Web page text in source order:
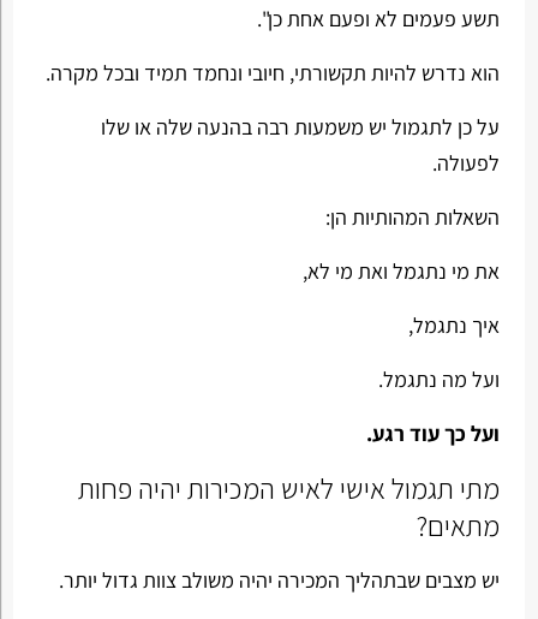
תשע פעמים לא ופעם אחת כן".
הוא נדרש להיות תקשורתי, חיובי ונחמד תמיד ובכל מקרה.
על כן לתגמול יש משמעות רבה בהנעה שלה או שלו
לפעולה.
השאלות המהותיות הן:
את מי נתגמל ואת מי לא,
איך נתגמל,
ועל מה נתגמל.
ועל כך עוד רגע.
מתי תגמול אישי לאיש המכירות יהיה פחות
מתאים?
יש מצבים שבתהליך המכירה יהיה משולב צוות גדול יותר.